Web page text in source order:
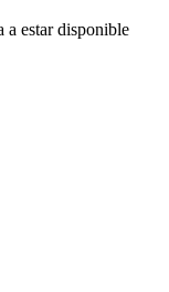
a estar disponible